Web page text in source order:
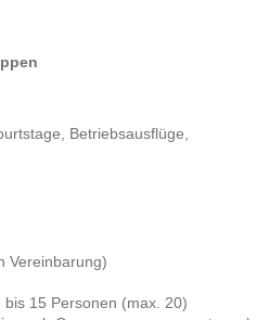
Betriebsausflüge,
Vereinbarung)
15 Personen (max. 20)